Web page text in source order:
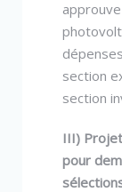
section
section
III)
pour